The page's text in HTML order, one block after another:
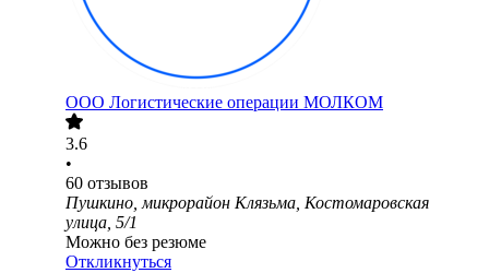
ООО Логистические операции МОЛКОМ
3.6
•
60 отзывов
Пушкино, микрорайон Клязьма, Костомаровская
улица, 5/1
Можно без резюме
Откликнуться